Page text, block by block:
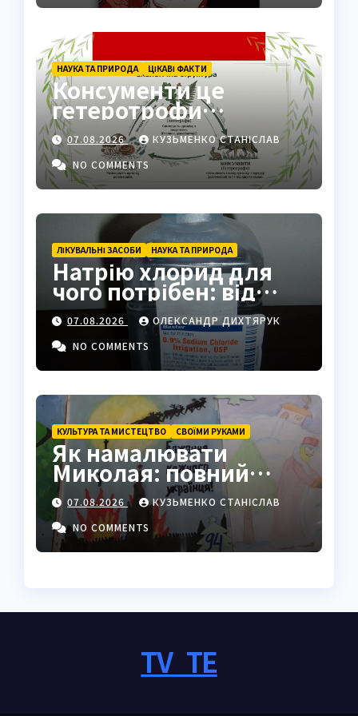
НАУКА ТА ПРИРОДА ЦІКАВІ ФАКТИ
Консументи це
гетеротрофи
екосистеми
07.08.2026
КУЗЬМЕНКО СТАНІСЛАВ
NO COMMENTS
ЛІКУВАЛЬНІ ЗАСОБИ НАУКА ТА ПРИРОДА
Натрію хлорид для
чого потрібен: від
фізрозчину до
промисловості
07.08.2026
ОЛЕКСАНДР ДИХТЯРУК
NO COMMENTS
КУЛЬТУРА ТА МИСТЕЦТВО СВОЇМИ РУКАМИ
Як намалювати
Миколая: повний
покроковий гайд з
секретами майстрів
07.08.2026
КУЗЬМЕНКО СТАНІСЛАВ
NO COMMENTS
TV_TE